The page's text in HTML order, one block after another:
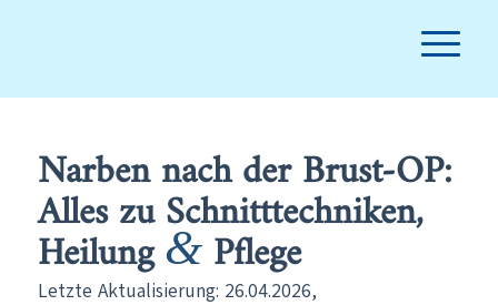
Narben nach der Brust-OP:
Alles zu Schnitttechniken,
Heilung &Pflege
Letzte Aktualisierung: 26.04.2026,